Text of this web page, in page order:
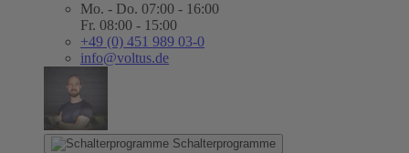
Mo. - Do. 07:00 - 16:00
Fr. 08:00 - 15:00
+49 (0) 451 989 03-0
info@voltus.de
Schalterprogramme